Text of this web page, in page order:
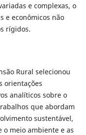
e complexas, o
e econômicos não
rígidos.
Rural selecionou
orientações
analíticos sobre o
que abordam
sustentável,
o meio ambiente e as